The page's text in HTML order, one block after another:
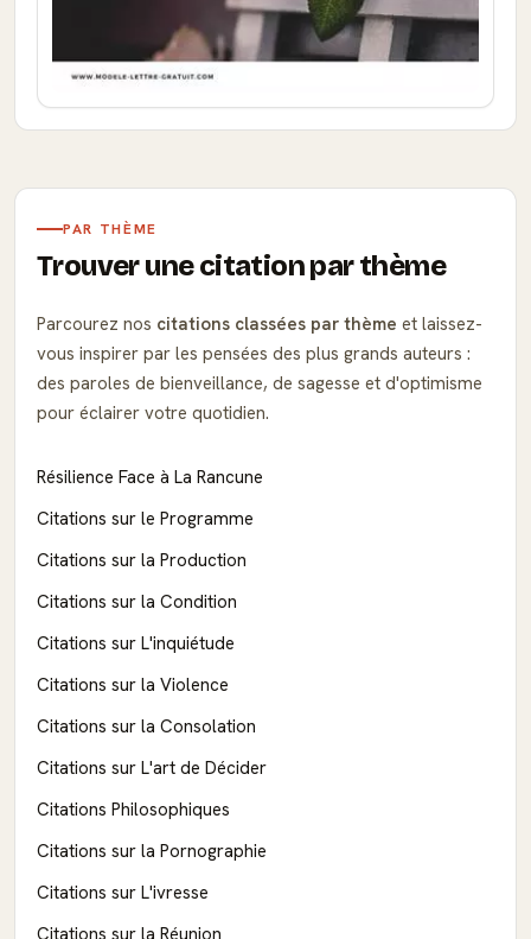
PAR THÈME
Trouver une citation par thème
Parcourez nos citations classées par thème et laissez-
vous inspirer par les pensées des plus grands auteurs :
des paroles de bienveillance, de sagesse et d'optimisme
pour éclairer votre quotidien.
Résilience Face à La Rancune
Citations sur le Programme
Citations sur la Production
Citations sur la Condition
Citations sur L'inquiétude
Citations sur la Violence
Citations sur la Consolation
Citations sur L'art de Décider
Citations Philosophiques
Citations sur la Pornographie
Citations sur L'ivresse
Citations sur la Réunion